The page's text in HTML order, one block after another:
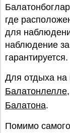
где
для
наблюдение
гарантируется.
Для отдыха на
Балатонлелле,
Балатона.
Помимо